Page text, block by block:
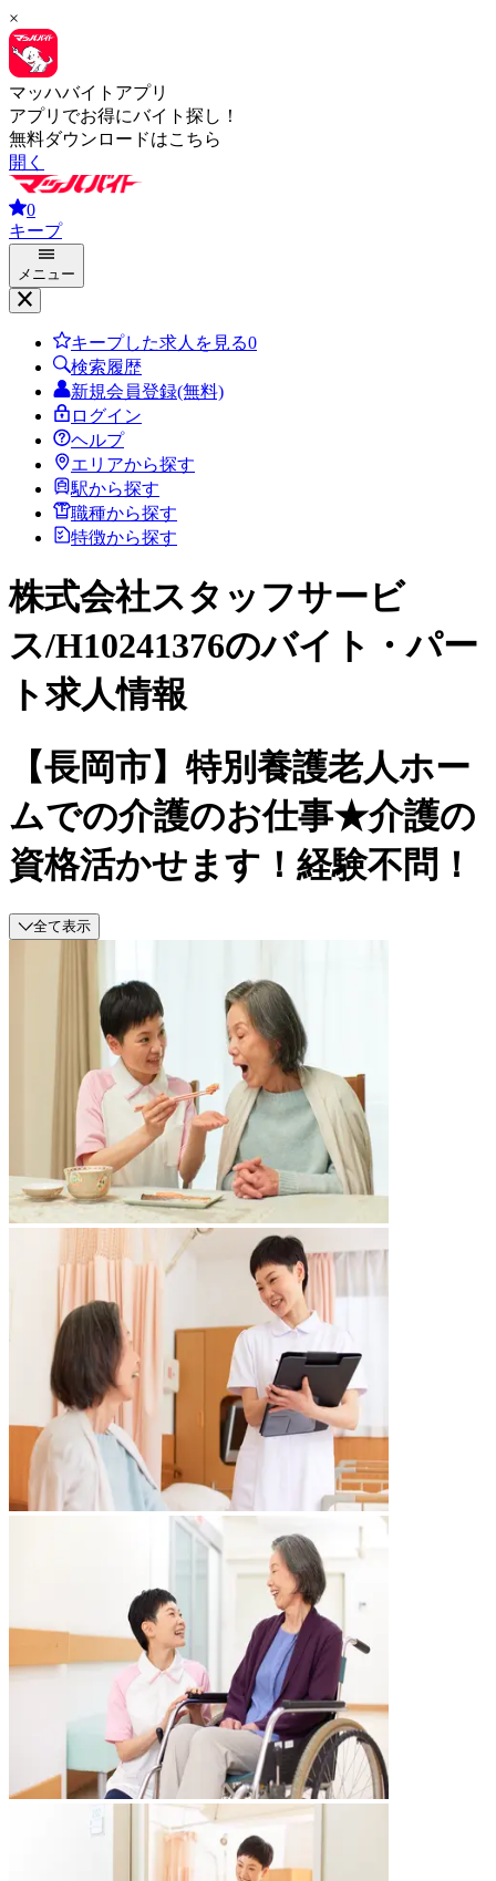
×
マッハバイトアプリ
アプリでお得にバイト探し！
無料ダウンロードはこちら
開く
0
キープ
メニュー
キープした求人を見る0
検索履歴
新規会員登録(無料)
ログイン
ヘルプ
エリアから探す
駅から探す
職種から探す
特徴から探す
株式会社スタッフサービ
ス/H10241376のバイト・パー
ト求人情報
【長岡市】特別養護老人ホー
ムでの介護のお仕事★介護の
資格活かせます！経験不問！
全て表示